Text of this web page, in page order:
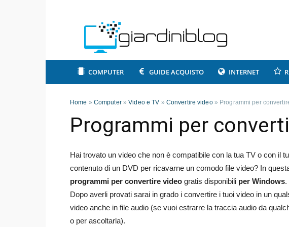
COMPUTER GUIDE ACQUISTO INTERNET
Home » Computer»Video e TV » Convertire video» Programmi per
Programmi per
Hai trovato un video che non è compatibile con la tua TV o con il
contenuto di un DVD per ricavarne un comodo file video? In
programmi per convertire video gratis disponibili per Windows.
Dopo averli provati sarai in grado i convertire i tuoi video in un
video anche in file audio (se vuoi estrarre la traccia audio da
o per ascoltarla).